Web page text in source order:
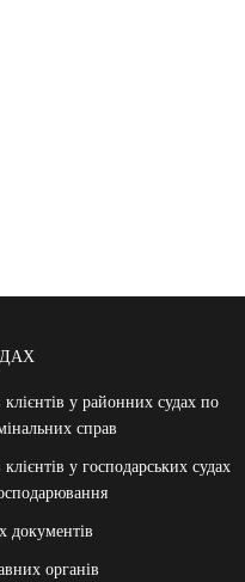
клієнтів у районних судах по
справ
у господарських судах
документів
органів